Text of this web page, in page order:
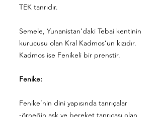
TEK tanrıdır.
Semele, Yunanistan’daki Tebai kentinin
kurucusu olan Kral Kadmos’un kızıdır.
Kadmos ise Fenikeli bir prenstir.
Fenike:
Fenike’nin dini yapısında tanrıçalar
-örneğin aşk ve bereket tanrıçası olan